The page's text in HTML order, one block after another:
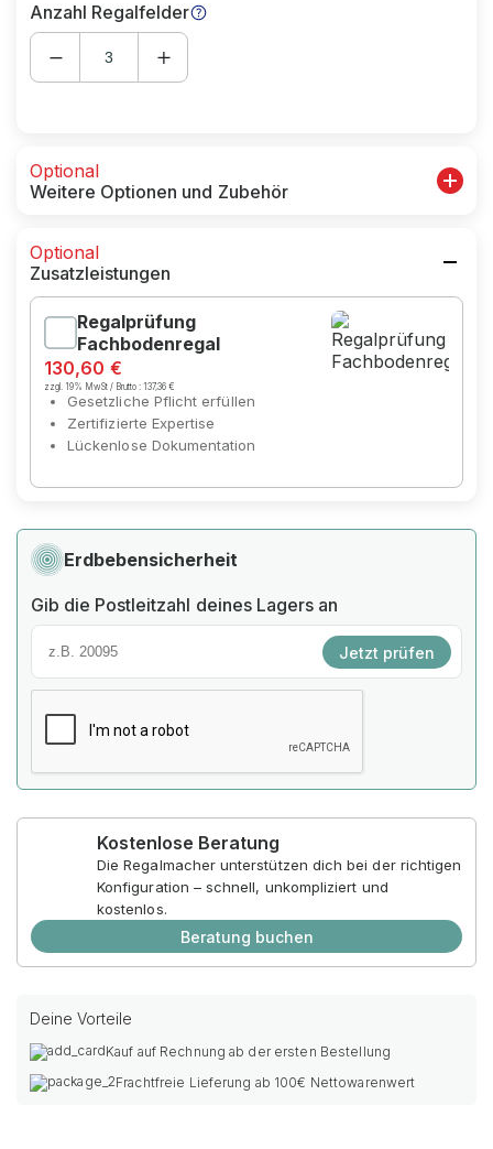
Anzahl Regalfelder
Optional
Weitere Optionen und Zubehör
Optional
Zusatzleistungen
Regalprüfung
Fachbodenregal
130,60 €
zzgl. 19% MwSt / Brutto :137,36 €
Gesetzliche Pflicht erfüllen
Zertifizierte Expertise
Lückenlose Dokumentation
Erdbebensicherheit
Gib die Postleitzahl deines Lagers an
Jetzt prüfen
Kostenlose Beratung
Die Regalmacher unterstützen dich bei der richtigen
Konfiguration – schnell, unkompliziert und
kostenlos.
Beratung buchen
Deine Vorteile
Kauf auf Rechnung ab der ersten Bestellung
Frachtfreie Lieferung ab 100€ Nettowarenwert